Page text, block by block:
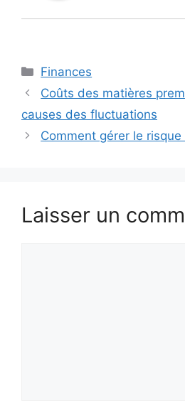
Catégories
Finances
Coûts des matières
causes des fluctuations
Comment gérer le risque
Laisser un